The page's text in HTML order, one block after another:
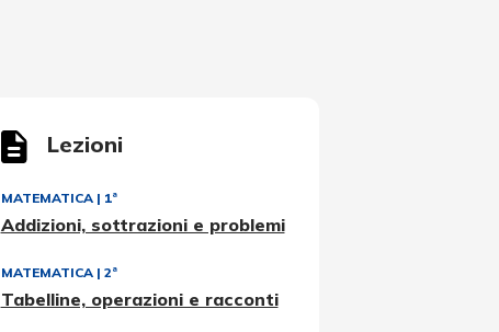
Lezioni
MATEMATICA| 1ª
Addizioni, sottrazioni e problemi
MATEMATICA| 2ª
Tabelline, operazioni e racconti